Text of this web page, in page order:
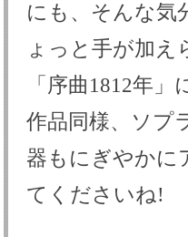
にも、そんな気
ょっと手が加え
「序曲1812年
作品同様、ソプ
器もにぎやかに
てくださいね!